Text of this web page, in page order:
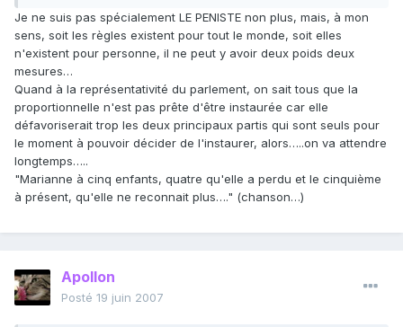
Je ne suis pas spécialement LE PENISTE non plus, mais, à mon
sens, soit les règles existent pour tout le monde, soit elles
n'existent pour personne, il ne peut y avoir deux poids deux
mesures…
Quand à la représentativité du parlement, on sait tous que la
proportionnelle n'est pas prête d'être instaurée car elle
défavoriserait trop les deux principaux partis qui sont seuls pour
le moment à pouvoir décider de l'instaurer, alors…..on va attendre
longtemps…..
"Marianne à cinq enfants, quatre qu'elle a perdu et le cinquième
à présent, qu'elle ne reconnait plus…." (chanson…)
Apollon
Posté 19 juin 2007